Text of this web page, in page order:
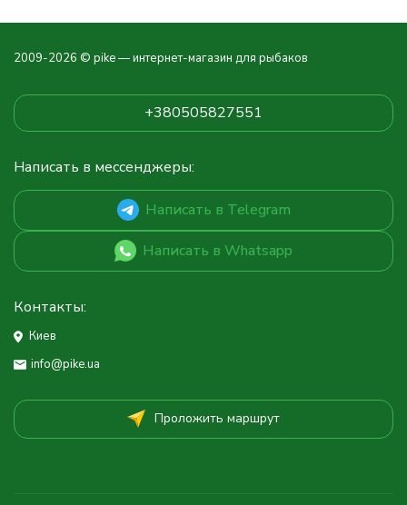
2009-2026 © pike — интернет-магазин для рыбаков
+380505827551
Написать в мессенджеры:
Написать в Telegram
Написать в Whatsapp
Контакты:
Киев
info@pike.ua
Проложить маршрут